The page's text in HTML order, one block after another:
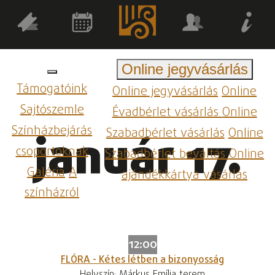
Támogatóink
Sajtószemle
Színházbejárás
csoportoknak
GalériaA
színházról
Online jegyvásárlás
Online jegyvásárlásOnline
Évadbérlet vásárlásOnline
Szabadbérlet vásárlásOnline
Szabadbérlet beváltásOnline
ajándékkártya vásárlás
január 17.
12:00
FLÓRA - Kétes létben a bizonyosság